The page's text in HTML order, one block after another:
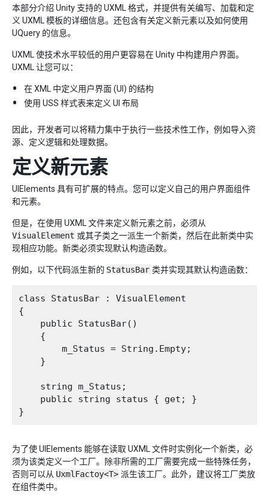
本部分介绍 Unity 支持的 UXML 格式，并提供有关编写、加载和定
义 UXML 模板的详细信息。还包含有关定义新元素以及如何使用
UQuery 的信息。
UXML 使技术水平较低的用户更容易在 Unity 中构建用户界面。
UXML 让您可以：
在 XML 中定义用户界面 (UI) 的结构
使用 USS 样式表来定义 UI 布局
因此，开发者可以将精力集中于执行一些技术性工作，例如导入资
源、定义逻辑和处理数据。
定义新元素
UIElements 具有可扩展的特点。您可以定义自己的用户界面组件
和元素。
但是，在使用 UXML 文件来定义新元素之前，必须从
VisualElement 或其子类之一派生一个新类，然后在此新类中实
现相应功能。新类必须实现默认构造函数。
例如，以下代码派生新的 StatusBar 类并实现其默认构造函数：
class StatusBar : VisualElement
{
    public StatusBar()
    {
        m_Status = String.Empty;
    }
    string m_Status;
    public string status { get; }
为了使 UIElements 能够在读取 UXML 文件时实例化一个新类，必
须为该类定义一个工厂。除非所需的工厂需要完成一些特殊任务，
否则可以从 UxmlFactoy<T> 派生该工厂。此外，建议将工厂类放
在组件类中。